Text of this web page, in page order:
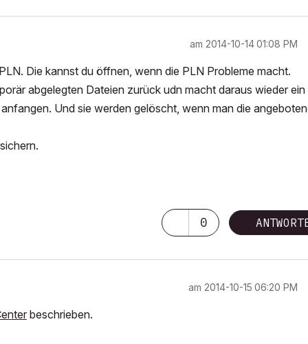
am ‎2014-10-1401:08 PM
Die kannst du öffnen, wenn die PLN Probleme macht.
abgelegten Dateien zurück udn macht daraus wieder ein
Und sie werden gelöscht, wenn man die
0
am ‎2014-10-15 06:20 PM
beschrieben.